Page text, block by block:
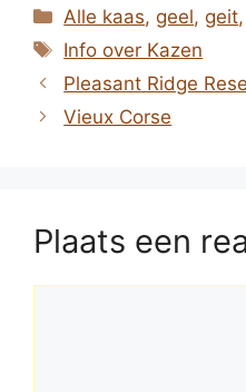
Categorieën
Alle kaas,geel,geit,
Tags
Info over Kazen
Pleasant Ridge
Vieux Corse
Plaats een